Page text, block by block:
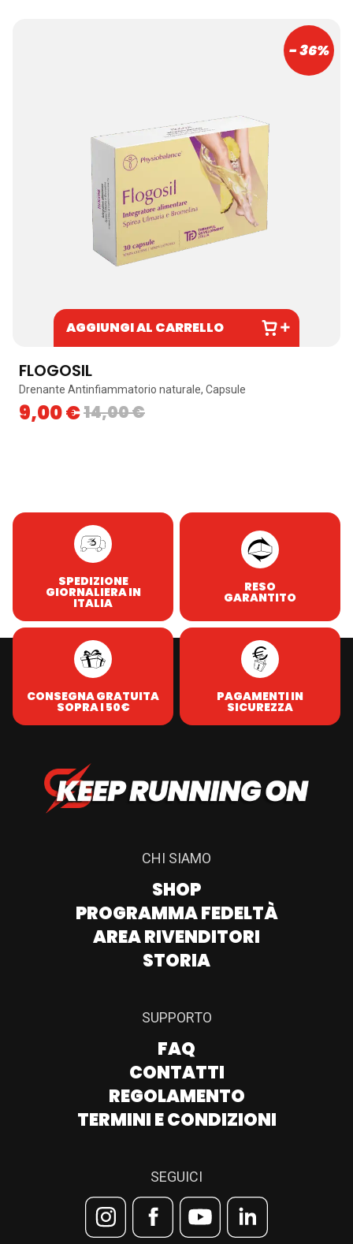
- 36%
AGGIUNGI AL CARRELLO
FLOGOSIL
Drenante Antinfiammatorio naturale, Capsule
14,00€
9,00€
SPEDIZIONE
GIORNALIERA IN
ITALIA
RESO
GARANTITO
CONSEGNA GRATUITA
SOPRA I 50€
PAGAMENTI IN
SICUREZZA
CHI SIAMO
SHOP
PROGRAMMA FEDELTÀ
AREA RIVENDITORI
STORIA
SEGUICI
SUPPORTO
FAQ
CONTATTI
REGOLAMENTO
TERMINI E CONDIZIONI